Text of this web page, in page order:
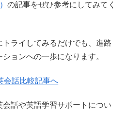
の記事をぜひ参考にしてみてく
ライしてみるだけでも、進路
ョンへの一歩になります。
会話比較記事へ
会話や英語学習サポートについ